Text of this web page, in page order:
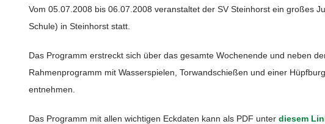
Vom 05.07.2008 bis 06.07.2008 veranstaltet der SV Steinhorst ein großes
Schule) in Steinhorst statt.
Das Programm erstreckt sich über das gesamte Wochenende und neben
Rahmenprogramm mit Wasserspielen, Torwandschießen und einer
entnehmen.
Das Programm mit allen wichtigen Eckdaten kann als PDF unter diesem